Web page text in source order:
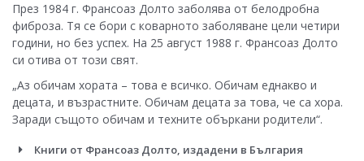
През 1984 г. Франсоаз Долто заболява от белодробна
фиброза. Тя се бори с коварното заболяване цели четири
години, но без успех. На 25 август 1988 г. Франсоаз Долто
си отива от този свят.
„Аз обичам хората – това е всичко. Обичам еднакво и
децата, и възрастните. Обичам децата за това, че са хора.
Заради същото обичам и техните объркани родители“.
Книги от Франсоаз Долто, издадени в България